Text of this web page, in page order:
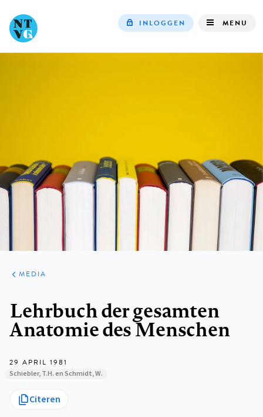
INLOGGEN MENU
ARTIKELEN
VARIA
MEDIA
Lehrbuch der gesamten
Anatomie des Menschen
29 APRIL 1981
Schiebler, T.H. en Schmidt, W.
Citeren